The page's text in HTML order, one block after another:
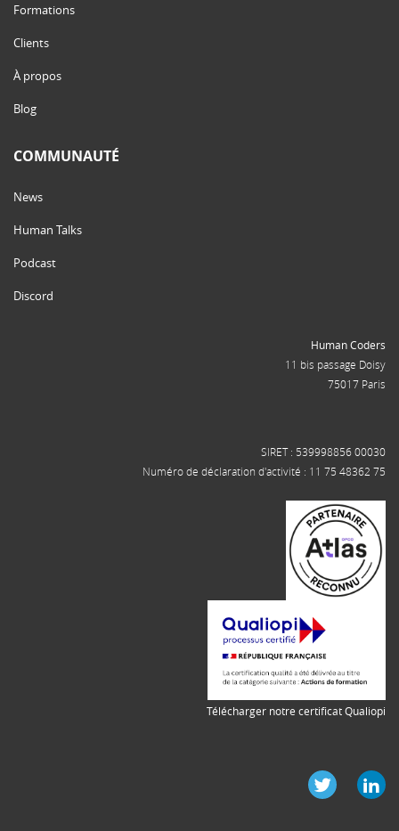
Formations
Clients
À propos
Blog
COMMUNAUTÉ
News
Human Talks
Podcast
Discord
Human Coders
11 bis passage Doisy
75017 Paris
SIRET : 539998856 00030
Numéro de déclaration d'activité : 11 75 48362 75
Télécharger notre certificat Qualiopi